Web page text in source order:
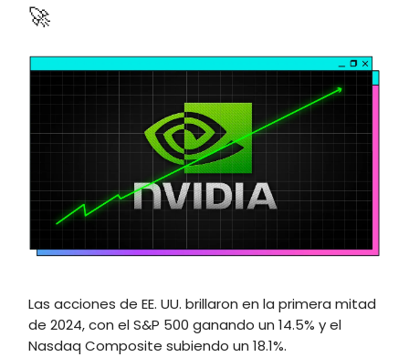
🚀
Las acciones de EE. UU. brillaron en la primera mitad
de 2024, con el S&P 500 ganando un 14.5% y el
Nasdaq Composite subiendo un 18.1%.